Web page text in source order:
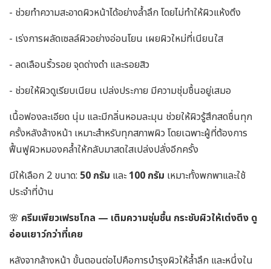
- ช่วยทำความสะอาดผิวหน้าได้อย่างล้ำลึก โดยไม่ทำให้ผิวแห้งตึง
- เร่งการผลัดเซลล์ผิวอย่างอ่อนโยน เผยผิวใหม่ที่เนียนใส
- ลดเลือนริ้วรอย จุดด่างดำ และรอยสิว
- ช่วยให้ผิวดูเรียบเนียน เปล่งประกาย มีความชุ่มชื้นอยู่เสมอ
เนื้อฟองละเอียด นุ่ม และมีกลิ่นหอมละมุน ช่วยให้ผิวรู้สึกสดชื่นทุก
ครั้งหลังล้างหน้า เหมาะสำหรับทุกสภาพผิว โดยเฉพาะผู้ที่ต้องการ
ฟื้นฟูผิวหมองคล้ำให้กลับมาสดใสเปล่งปลั่งอีกครั้ง
มีให้เลือก 2 ขนาด: 50 กรัม และ100 กรัม เหมาะทั้งพกพาและใช้
ประจำที่บ้าน
🌸 ครีมเพียวเฟรชโกล — เติมความชุ่มชื้น กระชับผิวให้เต่งตึง ดู
อ่อนเยาว์กว่าที่เคย
หลังจากล้างหน้า ขั้นตอนต่อไปคือการบำรุงผิวให้ล้ำลึก และหนึ่งใน